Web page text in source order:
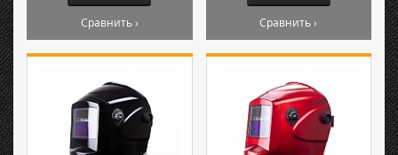
Сравнить › Сравнить ›